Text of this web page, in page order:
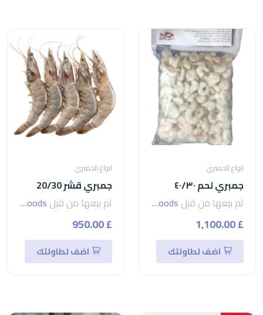
انواع الجمبري
جمبري لحم ٤٠/٣٠
تم بيعها من قبل seven foods
£ 1,100.00
اضف لطاولتك
انواع الجمبري
جمبري قشر 20/30
تم بيعها من قبل seven foods
£ 950.00
اضف لطاولتك